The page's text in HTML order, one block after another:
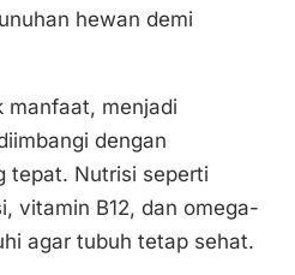
hewan demi
manfaat, menjadi
dengan
tepat. Nutrisi seperti
vitamin B12, dan omega-
agar tubuh tetap sehat.